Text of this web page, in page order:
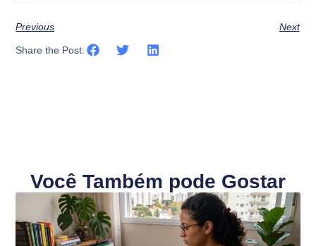
Previous Next
Share the Post:
Você Também pode Gostar